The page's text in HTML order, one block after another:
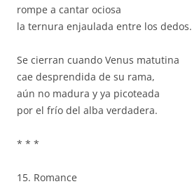
rompe a cantar ociosa
la ternura enjaulada entre los dedos.
Se cierran cuando Venus matutina
cae desprendida de su rama,
aún no madura y ya picoteada
por el frío del alba verdadera.
* * *
15. Romance